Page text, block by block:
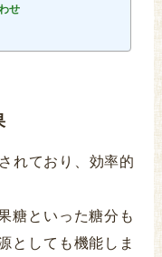
せ
れており、効率的
糖といった糖分も
としても機能しま